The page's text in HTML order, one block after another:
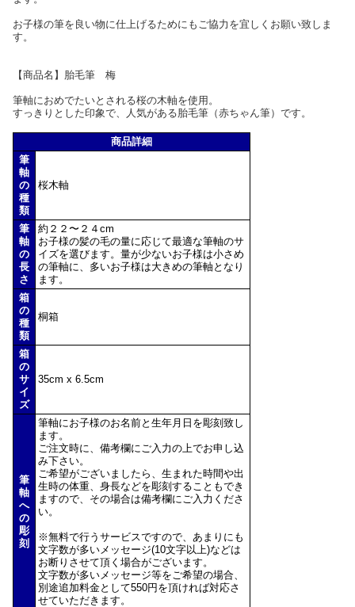
お子様の筆を良い物に仕上げるためにもご協力を宜しくお願い致しま
す。
【商品名】胎毛筆 梅
筆軸におめでたいとされる桜の木軸を使用。
すっきりとした印象で、人気がある胎毛筆（赤ちゃん筆）です。
商品詳細
筆
軸
の
種
類
桜木軸
筆
軸
の
長
さ
約２２〜２４cm
お子様の髪の毛の量に応じて最適な筆軸のサ
イズを選びます。量が少ないお子様は小さめ
の筆軸に、多いお子様は大きめの筆軸となり
ます。
箱
の
種
類
桐箱
箱
の
サ
イ
ズ
35cm x 6.5cm
筆
軸
へ
の
彫
刻
筆軸にお子様のお名前と生年月日を彫刻致し
ます。
ご注文時に、備考欄にご入力の上でお申し込
み下さい。
ご希望がございましたら、生まれた時間や出
生時の体重、身長などを彫刻することもでき
ますので、その場合は備考欄にご入力くださ
い。
※無料で行うサービスですので、あまりにも
文字数が多いメッセージ(10文字以上)などは
お断りさせて頂く場合がございます。
文字数が多いメッセージ等をご希望の場合、
別途追加料金として550円を頂ければ対応さ
せていただきます。